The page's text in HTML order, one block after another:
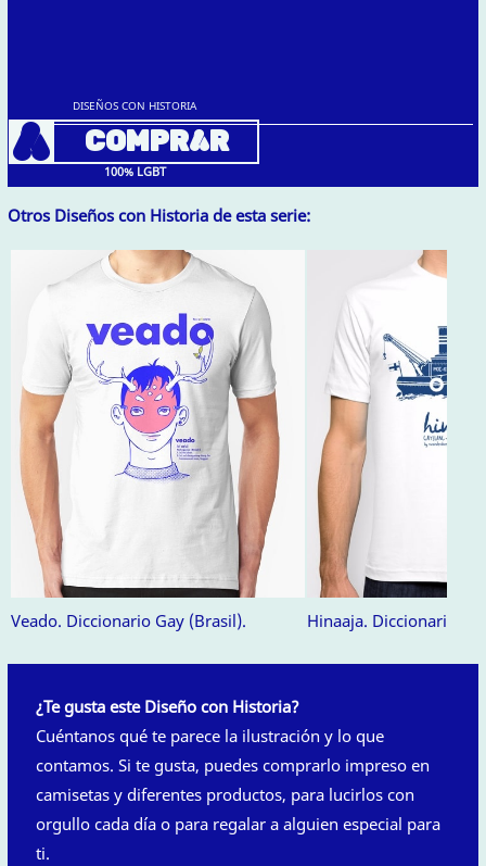
DISEÑOS CON HISTORIA
A COMPRAR
100% LGBT
Otros Diseños con Historia de esta serie:
Veado. Diccionario Gay (Brasil). Hinaaja. Diccionario
¿Te gusta este Diseño con Historia?
Cuéntanos qué te parece la ilustración y lo que
contamos. Si te gusta, puedes comprarlo impreso en
camisetas y diferentes productos, para lucirlos con
orgullo cada día o para regalar a alguien especial para
ti.